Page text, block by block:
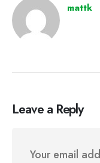
mattk
Leave a Reply
Your email